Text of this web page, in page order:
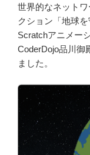
世界的なネット
クション「地球
Scratchアニメー
CoderDojo品川御
ました。